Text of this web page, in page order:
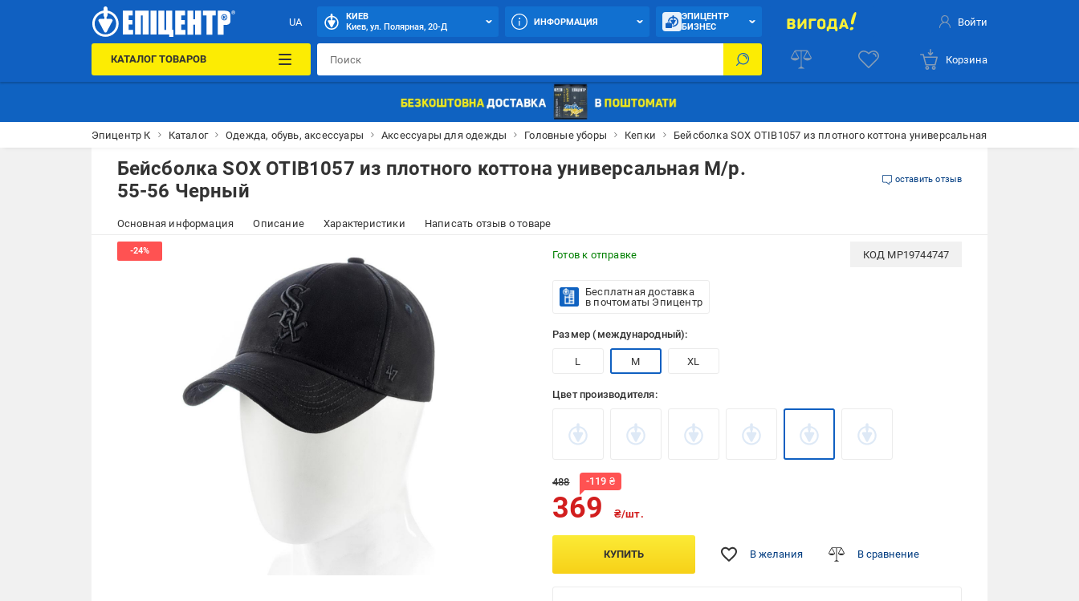
UA
КИЕВ
Киев, ул. Полярная, 20-Д
ИНФОРМАЦИЯ
ЭПИЦЕНТР
БИЗНЕС
Войти
КАТАЛОГ ТОВАРОВ Корзина
Эпицентр К Каталог Одежда, обувь, аксессуары Аксессуары для одежды Головные уборы Кепки Бейсболка SOX OTIB1057 из плотного коттона универсальная M/р. 55-56
Бейсболка SOX OTIB1057 из плотного коттона универсальная M/р.
55-56 Черный
оставить отзыв
Основная информация Описание Характеристики Написать отзыв о товаре
Готов к отправке КОД MP19744747
Бесплатная доставка
в почтоматы Эпицентр
Размер (международный):
L M XL
Цвет производителя:
488 -119 ₴
369 ₴/шт.
КУПИТЬ В желания В сравнение